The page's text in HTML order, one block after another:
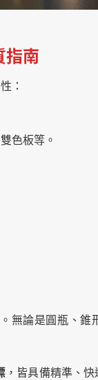
指南
：
色板等。
無論是圓瓶、錐
，皆具備精準、